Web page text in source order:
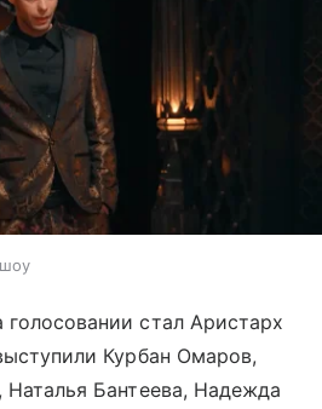
стал Аристарх
Курбан Омаров,
Наталья Бантеева, Надежда